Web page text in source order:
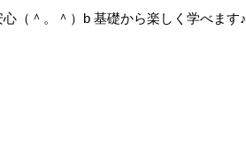
（＾。＾）b 基礎から楽しく学べます♪